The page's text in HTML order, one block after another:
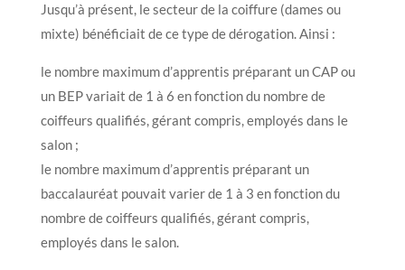
Jusqu’à présent, le secteur de la coiffure (dames ou
mixte) bénéficiait de ce type de dérogation. Ainsi :
le nombre maximum d’apprentis préparant un CAP ou
un BEP variait de 1 à 6 en fonction du nombre de
coiffeurs qualifiés, gérant compris, employés dans le
salon ;
le nombre maximum d’apprentis préparant un
baccalauréat pouvait varier de 1 à 3 en fonction du
nombre de coiffeurs qualifiés, gérant compris,
employés dans le salon.